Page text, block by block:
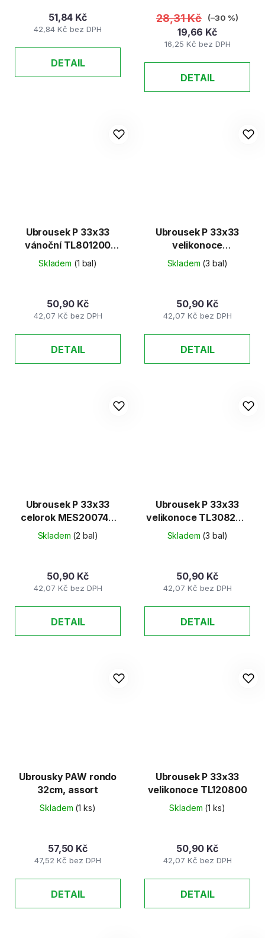
42,84 Kč bez DPH
51,84 Kč
DETAIL
16,25 Kč bez DPH
19,66 Kč
28,31 Kč (–30 %)
DETAIL
Ubrousek P 33x33
vánoční TL801200
/20ks/
Skladem (1 bal)
42,07 Kč bez DPH
50,90 Kč
DETAIL
Ubrousek P 33x33
velikonoce
MES200283
(20ks/bal)
Skladem (3 bal)
42,07 Kč bez DPH
50,90 Kč
DETAIL
Ubrousek P 33x33
celorok MES200749
20 ks/bal
Skladem (2 bal)
42,07 Kč bez DPH
50,90 Kč
DETAIL
Ubrousek P 33x33
velikonoce TL308200
(20ks/bal)
Skladem (3 bal)
42,07 Kč bez DPH
50,90 Kč
DETAIL
Ubrousky PAW rondo
32cm, assort
Skladem (1 ks)
47,52 Kč bez DPH
57,50 Kč
DETAIL
Ubrousek P 33x33
velikonoce TL120800
Skladem (1 ks)
42,07 Kč bez DPH
50,90 Kč
DETAIL